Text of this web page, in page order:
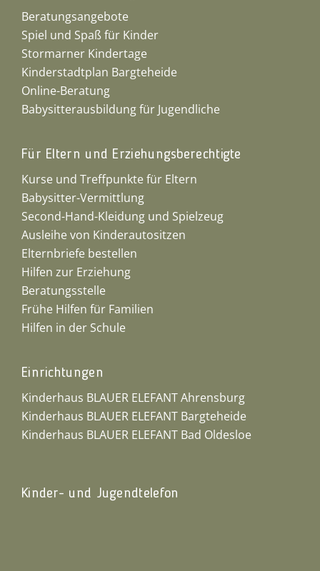
Beratungsangebote
Spiel und Spaß für Kinder
Stormarner Kindertage
Kinderstadtplan Bargteheide
Online-Beratung
Babysitterausbildung für Jugendliche
Für Eltern und Erziehungsberechtigte
Kurse und Treffpunkte für Eltern
Babysitter-Vermittlung
Second-Hand-Kleidung und Spielzeug
Ausleihe von Kinderautositzen
Elternbriefe bestellen
Hilfen zur Erziehung
Beratungsstelle
Frühe Hilfen für Familien
Hilfen in der Schule
Einrichtungen
Kinderhaus BLAUER ELEFANT Ahrensburg
Kinderhaus BLAUER ELEFANT Bargteheide
Kinderhaus BLAUER ELEFANT Bad Oldesloe
Kinder- und Jugendtelefon